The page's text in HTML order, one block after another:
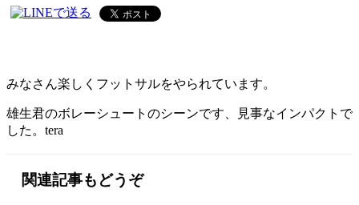
みなさん楽しくフットサルをやられています。
雄生君のボレーシュートのシーンです、見事なインパクトで
した。tera
関連記事もどうぞ